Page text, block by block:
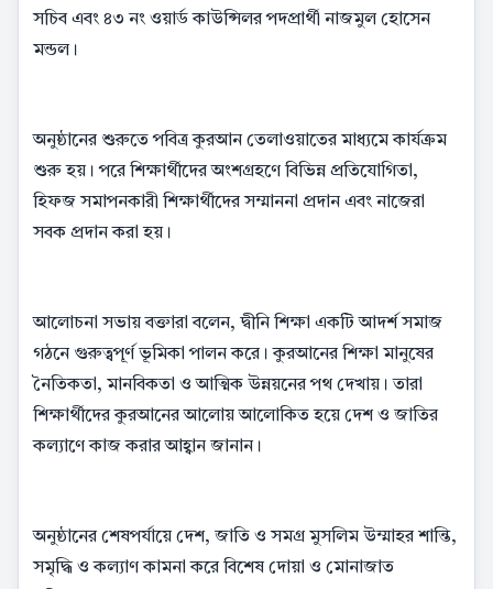
সচিব এবং ৪৩ নং ওয়ার্ড কাউন্সিলর পদপ্রার্থী নাজমুল হোসেন
মন্ডল।
অনুষ্ঠানের শুরুতে পবিত্র কুরআন তেলাওয়াতের মাধ্যমে কার্যক্রম
শুরু হয়। পরে শিক্ষার্থীদের অংশগ্রহণে বিভিন্ন প্রতিযোগিতা,
হিফজ সমাপনকারী শিক্ষার্থীদের সম্মাননা প্রদান এবং নাজেরা
সবক প্রদান করা হয়।
আলোচনা সভায় বক্তারা বলেন, দ্বীনি শিক্ষা একটি আদর্শ সমাজ
গঠনে গুরুত্বপূর্ণ ভূমিকা পালন করে। কুরআনের শিক্ষা মানুষের
নৈতিকতা, মানবিকতা ও আত্মিক উন্নয়নের পথ দেখায়। তারা
শিক্ষার্থীদের কুরআনের আলোয় আলোকিত হয়ে দেশ ও জাতির
কল্যাণে কাজ করার আহ্বান জানান।
অনুষ্ঠানের শেষপর্যায়ে দেশ, জাতি ও সমগ্র মুসলিম উম্মাহর শান্তি,
সমৃদ্ধি ও কল্যাণ কামনা করে বিশেষ দোয়া ও মোনাজাত